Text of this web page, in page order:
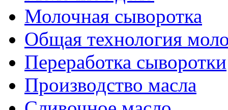
Молочная сыворотка
Общая технология
Переработка сыворотки
Производство масла